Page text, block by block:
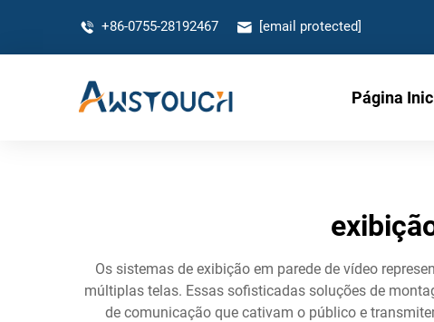
+86-0755-28192467 [email protected]
Página
Os sistemas de exibição em parede de vídeo
múltiplas telas. Essas sofisticadas soluções de
de comunicação que cativam o público e